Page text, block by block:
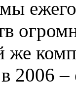
же
2006